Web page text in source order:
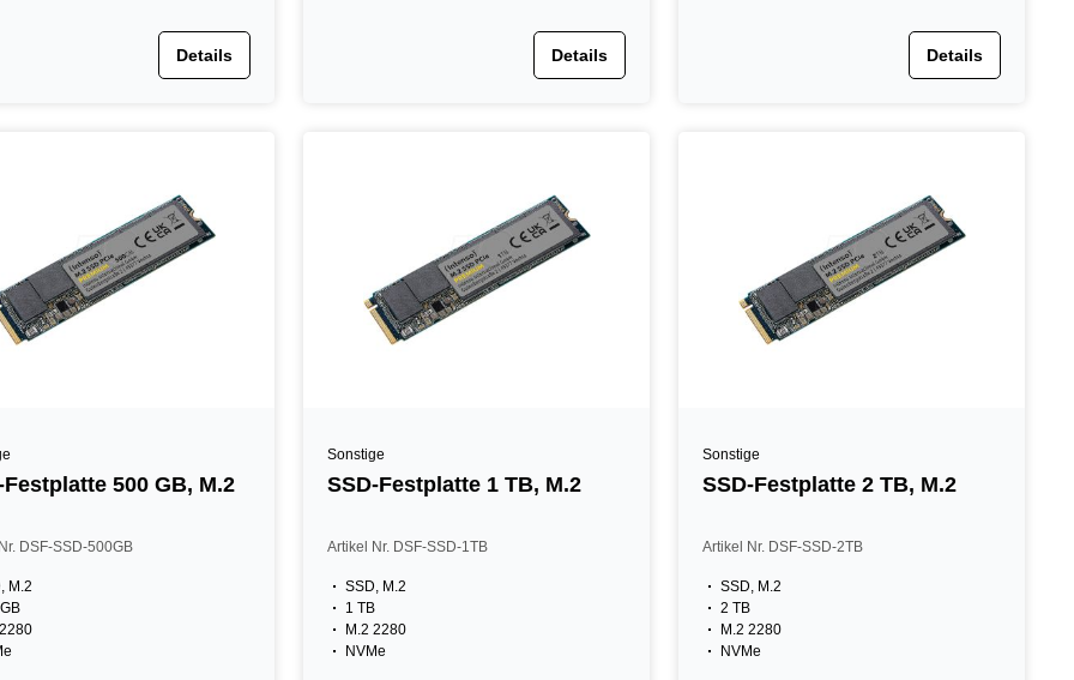
Details Details Details
Festplatte 500 GB, M.2
DSF-SSD-500GB
M.2
Sonstige
SSD-Festplatte 1 TB, M.2
Artikel Nr. DSF-SSD-1TB
SSD, M.2
1 TB
M.2 2280
NVMe
Sonstige
SSD-Festplatte 2 TB, M.2
Artikel Nr. DSF-SSD-2TB
SSD, M.2
2 TB
M.2 2280
NVMe